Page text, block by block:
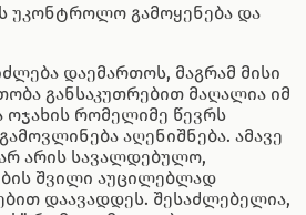
უკონტროლო გამოყენება და
დაემართოს, მაგრამ მისი
განსაკუთრებით მაღალია იმ
ოჯახის რომელიმე წევრს
აღენიშნება. ამავე
არის სავალდებულო,
შვილი აუცილებლად
დაავადდეს. შესაძლებელია,